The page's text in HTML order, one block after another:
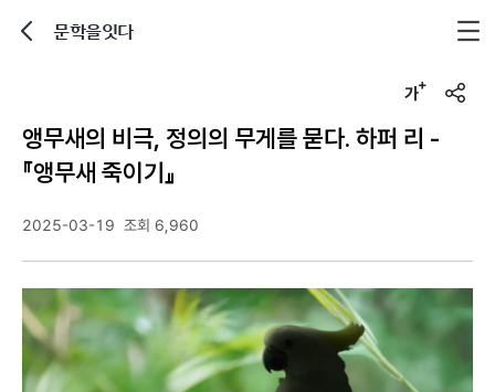
문학을잇다
u
앵무새의 비극, 정의의 무게를 묻다. 하퍼 리 -
『앵무새 죽이기』
2025-03-19 조회 6,960